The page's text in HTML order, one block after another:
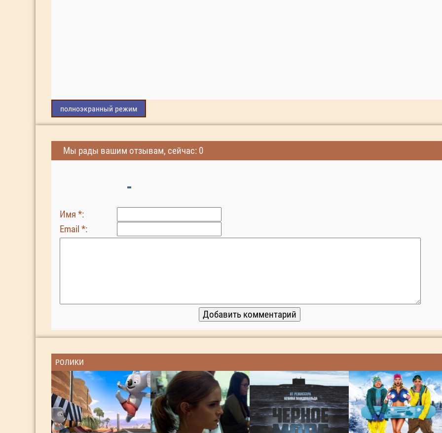
полноэкранный режим
Мы рады вашим отзывам, сейчас: 0
Имя *:
Email *:
РОЛИКИ